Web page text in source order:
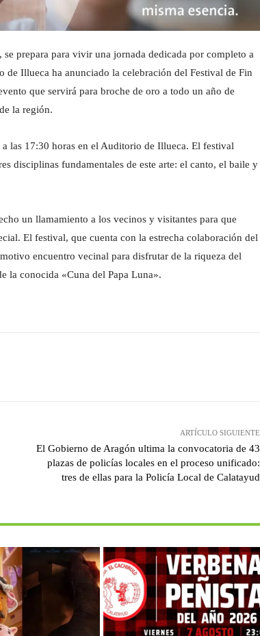
prepara para vivir una jornada dedicada por completo a
Illueca ha anunciado la celebración del Festival de Fin
que servirá para broche de oro a todo un año de
la región.
las 17:30 horas en el Auditorio de Illueca. El festival
disciplinas fundamentales de este arte: el canto, el baile y
un llamamiento a los vecinos y visitantes para que
El festival, que cuenta con la estrecha colaboración del
encuentro vecinal para disfrutar de la riqueza del
la conocida «Cuna del Papa Luna».
ARTÍCULO SIGUIENTE
El Gobierno de Aragón ultima la convocatoria de 43
plazas de policías locales en el proceso unificado:
tres de ellas para la Policía Local de Calatayud